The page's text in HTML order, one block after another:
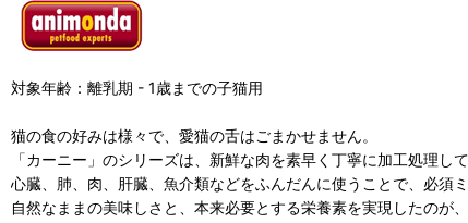
対象年齢：離乳期 - 1歳までの子猫用
猫の食の好みは様々で、愛猫の舌はごまかせません。
「カーニー」のシリーズは、新鮮な肉を素早く丁寧に加工処理し
心臓、肺、肉、肝臓、魚介類などをふんだんに使うことで、必須
自然なままの美味しさと、本来必要とする栄養素を実現したのが